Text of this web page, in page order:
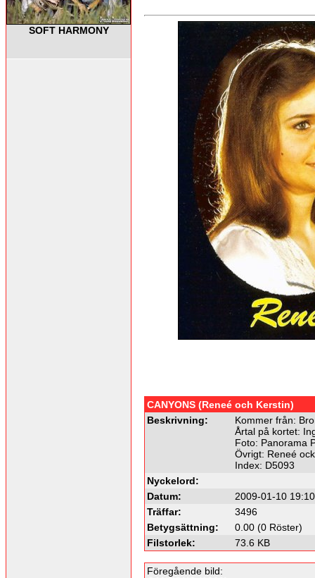
SOFT HARMONY
CANYONS (Reneé och Kerstin)
Beskrivning:
Kommer från:
Årtal på kortet:
Foto: Panorama
Övrigt: Reneé
Index: D5093
Nyckelord:
Datum:
2009-01-10 19:10
Träffar:
3496
Betygsättning:
0.00 (0 Röster)
Filstorlek:
73.6 KB
Föregående bild: